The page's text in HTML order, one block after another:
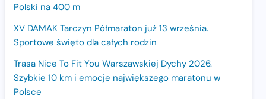
Polski na 400 m
XV DAMAK Tarczyn Półmaraton już 13 września.
Sportowe święto dla całych rodzin
Trasa Nice To Fit You Warszawskiej Dychy 2026.
Szybkie 10 km i emocje największego maratonu w
Polsce